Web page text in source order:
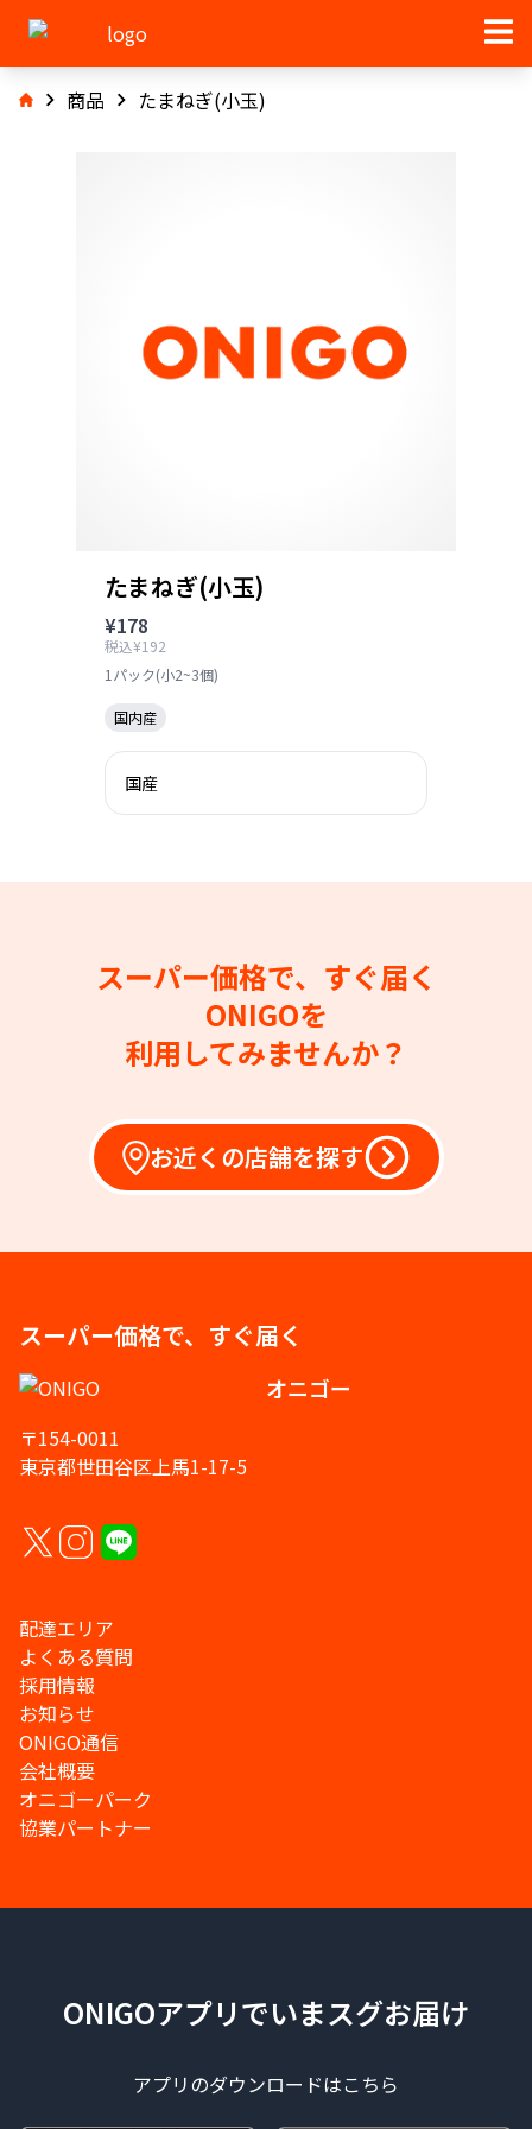
商品 たまねぎ(小玉)
たまねぎ(小玉)
¥178
税込¥192
1パック(小2~3個)
国内産
国産
スーパー価格で、すぐ届く
ONIGOを
利用してみませんか？
お近くの店舗を探す
スーパー価格で、すぐ届く
オニゴー
〒154-0011
東京都世田谷区上馬1-17-5
配達エリア
よくある質問
採用情報
お知らせ
ONIGO通信
会社概要
オニゴーパーク
協業パートナー
ONIGOアプリでいまスグお届け
アプリのダウンロードはこちら